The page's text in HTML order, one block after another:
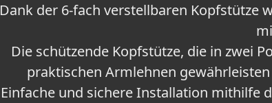
Dank der 6-fach verstellbaren Kopfstütze
Die schützende Kopfstütze, die in zwei
praktischen Armlehnen
Einfache und sichere Installation mithilfe